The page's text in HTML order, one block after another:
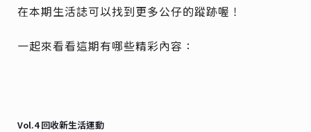
在本期生活誌可以找到更多公仔的蹤跡喔！
一起來看看這期有哪些精彩內容：
Vol.4 回收新生活運動